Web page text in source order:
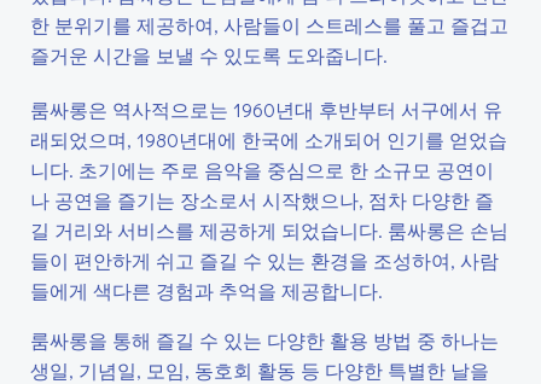
한 분위기를 제공하여, 사람들이 스트레스를 풀고 즐겁고
즐거운 시간을 보낼 수 있도록 도와줍니다.
룸싸롱은 역사적으로는 1960년대 후반부터 서구에서 유
래되었으며, 1980년대에 한국에 소개되어 인기를 얻었습
니다. 초기에는 주로 음악을 중심으로 한 소규모 공연이
나 공연을 즐기는 장소로서 시작했으나, 점차 다양한 즐
길 거리와 서비스를 제공하게 되었습니다. 룸싸롱은 손님
들이 편안하게 쉬고 즐길 수 있는 환경을 조성하여, 사람
들에게 색다른 경험과 추억을 제공합니다.
룸싸롱을 통해 즐길 수 있는 다양한 활용 방법 중 하나는
생일, 기념일, 모임, 동호회 활동 등 다양한 특별한 날을